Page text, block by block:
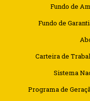
Fundo de
Fundo de
Carteira de
Sistema
Programa de